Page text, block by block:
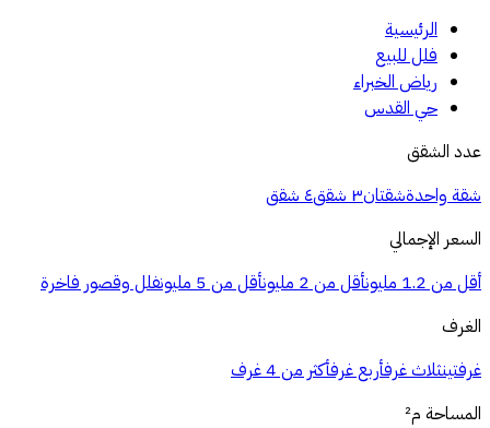
الرئيسية
فلل للبيع
رياض الخبراء
حي القدس
عدد الشقق
شقة واحدةشقتان٣ شقق
٤ شقق
السعر الإجمالي
أقل من 1.2 مليون
أقل من 2 مليون أقل من 5 مليون
فلل وقصور فاخرة
الغرف
غرفتينثلاث غرفأربع غرفأكثر من 4 غرف
المساحة م²